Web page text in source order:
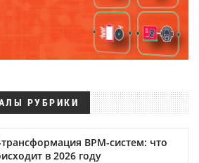
РУБРИКИ
BPM-систем: что
в 2026 году